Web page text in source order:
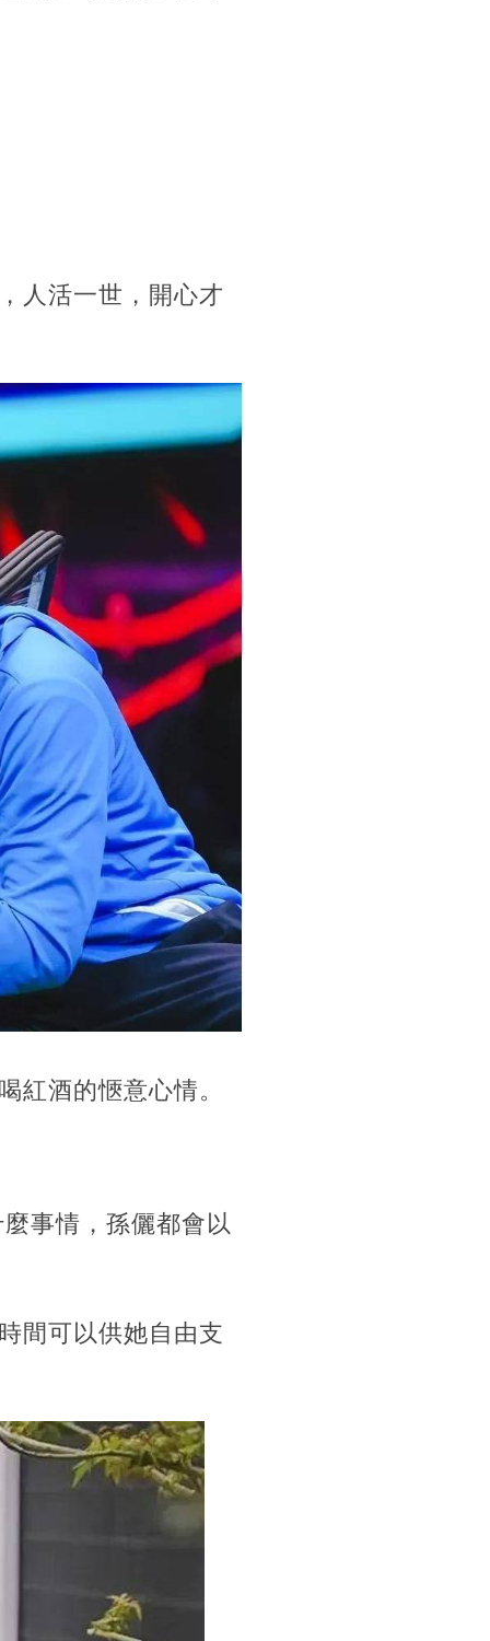
人活一世，開心才
紅酒的愜意心情。
事情，孫儷都會以
間可以供她自由支